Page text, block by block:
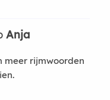
Anja
meer rijmwoorden